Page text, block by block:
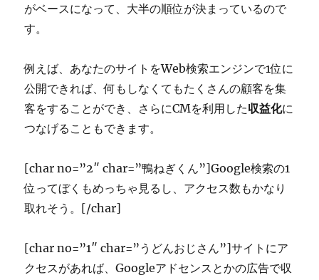
がベースになって、大半の順位が決まっているので
す。
例えば、あなたのサイトをWeb検索エンジンで1位に
公開できれば、何もしなくてもたくさんの顧客を集
客をすることができ、さらにCMを利用した収益化に
つなげることもできます。
[char no=”2″ char=”鴨ねぎくん”]Google検索の1
位ってぼくもめっちゃ見るし、アクセス数もかなり
取れそう。[/char]
[char no=”1″ char=”うどんおじさん”]サイトにア
クセスがあれば、Googleアドセンスとかの広告で収